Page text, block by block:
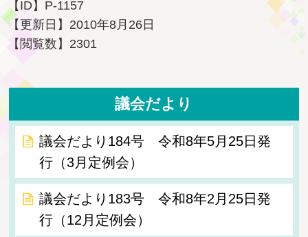
【ID】 P-1157
【更新日】 2010年8月26日
【閲覧数】 2301
議会だより
議会だより184号 令和8年5月25日発
行（3月定例会）
議会だより183号 令和8年2月25日発
行（12月定例会）